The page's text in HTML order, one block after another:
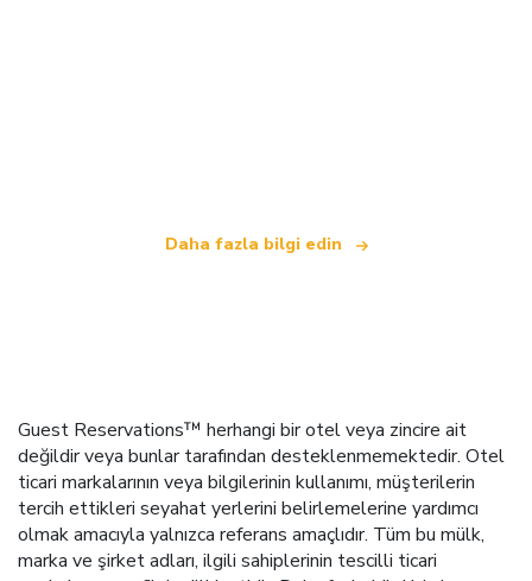
Daha fazla bilgi edin
Guest Reservations™ herhangi bir otel veya zincire ait
değildir veya bunlar tarafından desteklenmemektedir. Otel
ticari markalarının veya bilgilerinin kullanımı, müşterilerin
tercih ettikleri seyahat yerlerini belirlemelerine yardımcı
olmak amacıyla yalnızca referans amaçlıdır. Tüm bu mülk,
marka ve şirket adları, ilgili sahiplerinin tescilli ticari